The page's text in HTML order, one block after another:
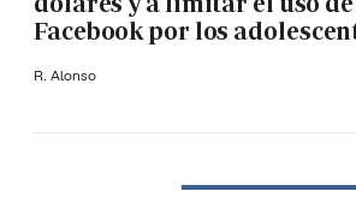
Facebook por los
R. Alonso